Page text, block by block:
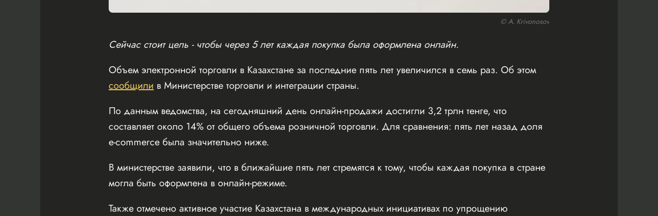
© A. Krivonosov
Сейчас стоит цель - чтобы через 5 лет каждая покупка была оформлена онлайн.
Объем электронной торговли в Казахстане за последние пять лет увеличился в семь раз. Об этом
сообщили в Министерстве торговли и интеграции страны.
По данным ведомства, на сегодняшний день онлайн-продажи достигли 3,2 трлн тенге, что
составляет около 14% от общего объема розничной торговли. Для сравнения: пять лет назад доля
e-commerce была значительно ниже.
В министерстве заявили, что в ближайшие пять лет стремятся к тому, чтобы каждая покупка в стране
могла быть оформлена в онлайн-режиме.
Также отмечено активное участие Казахстана в международных инициативах по упрощению